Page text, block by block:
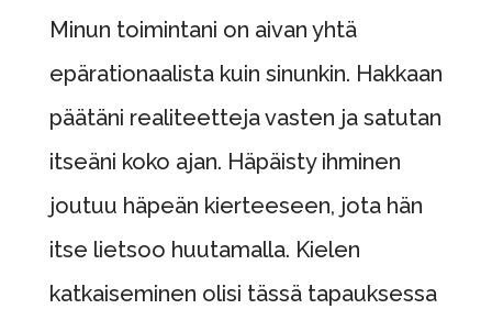
Minun toimintani on aivan yhtä
epärationaalista kuin sinunkin. Hakkaan
päätäni realiteetteja vasten ja satutan
itseäni koko ajan. Häpäisty ihminen
joutuu häpeän kierteeseen, jota hän
itse lietsoo huutamalla. Kielen
katkaiseminen olisi tässä tapauksessa